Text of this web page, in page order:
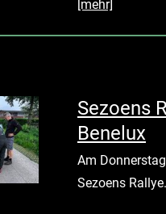
[mehr]
Sezoens
Benelux
Am
Sezoens